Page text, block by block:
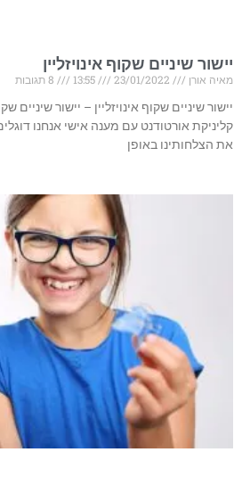
יישור שיניים שקוף אינויזליין
מאיה אורן
יישור שיניים שקוף אינויזליין – יישור
קליניקת אורטודנט עם מענה אישי אנחנו
את הצלחותינו באופן